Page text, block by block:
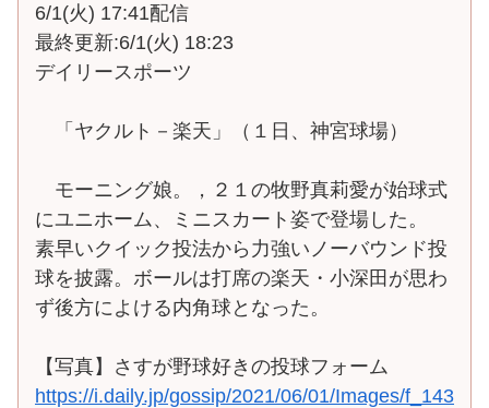
6/1(火) 17:41配信
最終更新:6/1(火) 18:23
デイリースポーツ
「ヤクルト－楽天」（１日、神宮球場）
モーニング娘。，２１の牧野真莉愛が始球式
にユニホーム、ミニスカート姿で登場した。
素早いクイック投法から力強いノーバウンド投
球を披露。ボールは打席の楽天・小深田が思わ
ず後方によける内角球となった。
【写真】さすが野球好きの投球フォーム
https://i.daily.jp/gossip/2021/06/01/Images/f_143